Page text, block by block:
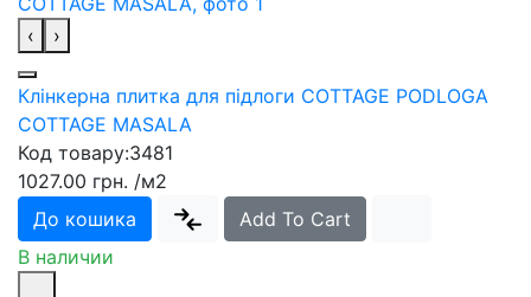
‹ ›
Клінкерна плитка для підлоги COTTAGE PODLOGA
COTTAGE MASALA
Код товару:3481
1027.00 грн. /м2
До кошика
Add To Cart
В наличии